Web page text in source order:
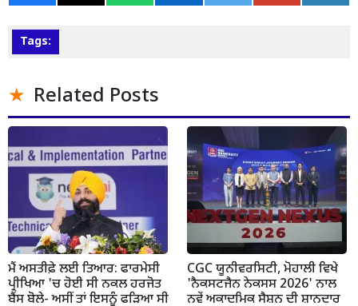
Tags:
Related Posts
ਮੈਂ ਅਸਤੀਫ਼ੇ ਲਈ ਤਿਆਰ: ਫਾਰਮੇਸੀ
ਪ੍ਰੀਖਿਆ 'ਚ ਹੋਈ ਸੀ ਨਕਲ ਹਰਜੋਤ
ਬੈਂਸ ਬੋਲੇ- ਅਸੀਂ ਤਾਂ ਇਸਨੂੰ ਫੜਿਆ ਸੀ
CGC ਯੂਨੀਵਰਸਿਟੀ, ਮੋਹਾਲੀ ਵਿਖੇ
'ਨੈਕਸਟਜੈਨ ਨੇਕਸਸ 2026' ਨਾਲ
ਨਵੇਂ ਅਕਾਦਮਿਕ ਸੈਸ਼ਨ ਦੀ ਸ਼ਾਨਦਾਰ